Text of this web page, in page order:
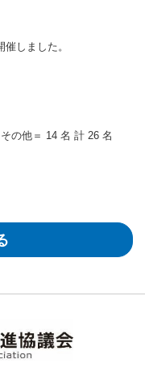
しました。
の他＝ 14 名 計 26 名